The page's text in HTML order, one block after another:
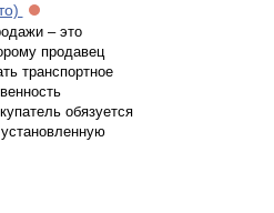
– это
продавец
транспортное
обязуется